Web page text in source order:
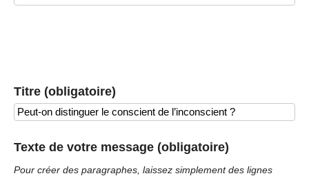
Titre (obligatoire)
Texte de votre message (obligatoire)
Pour créer des paragraphes, laissez simplement des lignes